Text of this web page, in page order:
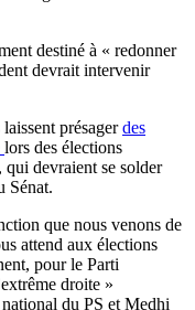
destiné à « redonner
devrait intervenir
présagerdes
lors des élections
qui devraient se solder
Sénat.
que nous venons de
attend aux élections
pour le Parti
droite »
du PS et Medhi